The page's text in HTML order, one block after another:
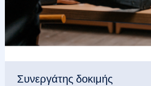
Συνεργάτης δοκιμής